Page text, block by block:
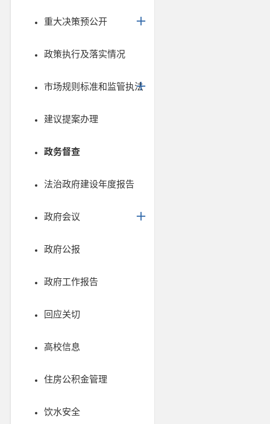
重大决策预公开
政策执行及落实情况
市场规则标准和监管执法
建议提案办理
政务督查
法治政府建设年度报告
政府会议
政府公报
政府工作报告
回应关切
高校信息
住房公积金管理
饮水安全